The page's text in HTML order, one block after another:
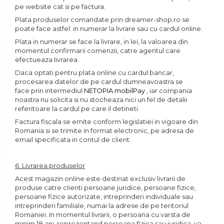
pe website cat si pe factura.
Plata produselor comandate prin dreamer-shop.ro se
poate face astfel: in numerar la livrare sau cu cardul online.
Plata in numerar se face la livrare, in lei, la valoarea din
momentul confirmarii comenzii, catre agentul care
efectueaza livrarea.
Daca optati pentru plata online cu cardul bancar,
procesarea datelor de pe cardul dumneavoastra se
face prin intermediul NETOPIA mobilPay , iar compania
noastra nu solicita si nu stocheaza nici un fel de detalii
referitoare la cardul pe care il detineti.
Factura fiscala se emite conform legislatiei in vigoare din
Romania si se trimite in format electronic, pe adresa de
email specificata in contul de client.
6. Livrarea produselor
Acest magazin online este destinat exclusiv livrarii de
produse catre clienti persoane juridice, persoane fizice,
persoane fizice autorizate, intreprinderi individuale sau
intreprinderi familiale, numai la adrese de pe teritoriul
Romaniei. In momentul livrarii, o persoana cu varsta de